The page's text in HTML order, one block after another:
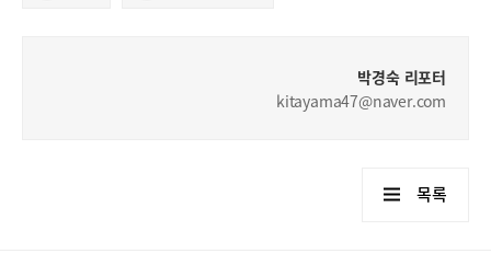
박경숙 리포터
kitayama47@naver.com
목록